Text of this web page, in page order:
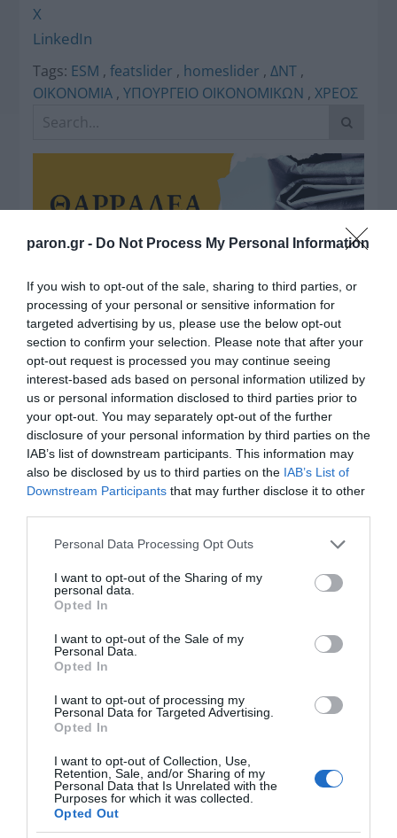
paron.gr - Do Not Process My Personal Information
If you wish to opt-out of the sale, sharing to third parties, or
processing of your personal or sensitive information for
targeted advertising by us, please use the below opt-out
section to confirm your selection. Please note that after your
opt-out request is processed you may continue seeing
interest-based ads based on personal information utilized by
us or personal information disclosed to third parties prior to
your opt-out. You may separately opt-out of the further
disclosure of your personal information by third parties on the
IAB’s list of downstream participants. This information may
also be disclosed by us to third parties on the IAB’s List of
Downstream Participants that may further disclose it to other
Please note that this website/app uses one or more Google
not limited to your visit or usage behaviour. You may click to
grant or deny consent to Google and its third-party tags to
use your data for below specified purposes in below Google
consent section.
Personal Data Processing Opt Outs
I want to opt-out of the Sharing of my
personal data.
Opted In
I want to opt-out of the Sale of my
Personal Data.
Opted In
I want to opt-out of processing my
Personal Data for Targeted Advertising.
Opted In
I want to opt-out of Collection, Use,
Retention, Sale, and/or Sharing of my
Personal Data that Is Unrelated with the
Purposes for which it was collected.
Opted Out
X
LinkedIn
Tags: ESM ,featslider , homeslider ,ΔΝΤ ,
ΟΙΚΟΝΟΜΙΑ ,ΥΠΟΥΡΓΕΙΟ ΟΙΚΟΝΟΜΙΚΩΝ ,ΧΡΕΟΣ
Η διαφθορά απειλεί και τη… ζωή μας
Έκπληκτη, η κοινή γνώμη παρακολουθεί τις
τελευταίες μέρες την αποκάλυψη της κο­μπίνας
με τα…